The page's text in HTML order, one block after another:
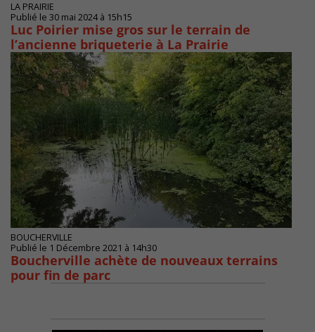
LA PRAIRIE
Publié le 30 mai 2024 à 15h15
Luc Poirier mise gros sur le terrain de
l’ancienne briqueterie à La Prairie
BOUCHERVILLE
Publié le 1 Décembre 2021 à 14h30
Boucherville achète de nouveaux terrains
pour fin de parc